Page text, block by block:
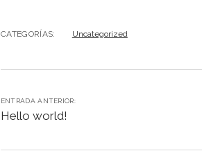
CATEGORÍAS: Uncategorized
ENTRADA ANTERIOR:
Hello world!